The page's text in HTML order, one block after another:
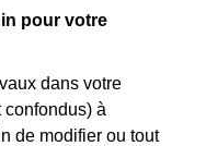
pour votre
dans votre
confondus) à
de modifier ou tout